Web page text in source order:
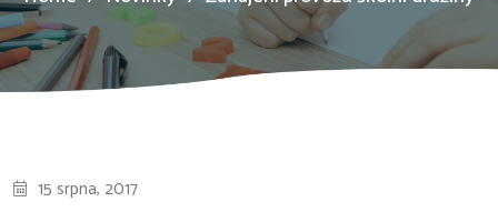
15 srpna, 2017